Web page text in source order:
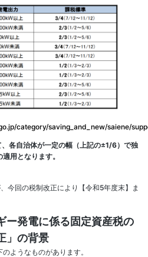
category/saving_and_new/saiene/
各自治体が一定の幅（上記の±1/6）で独
用となります。
今回の税制改正により【令和5年度末】ま
ー発電に係る固定資産税の
」の背景
ようなものがあります。